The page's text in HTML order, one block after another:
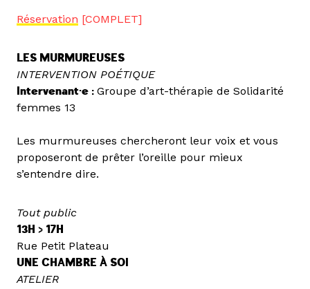
Réservation [COMPLET]
LES MURMUREUSES
INTERVENTION POÉTIQUE
Intervenant·e : Groupe d’art-thérapie de Solidarité
femmes 13
Les murmureuses chercheront leur voix et vous
proposeront de prêter l’oreille pour mieux
s’entendre dire.
Tout public
13H > 17H
Rue Petit Plateau
UNE CHAMBRE À SOI
ATELIER